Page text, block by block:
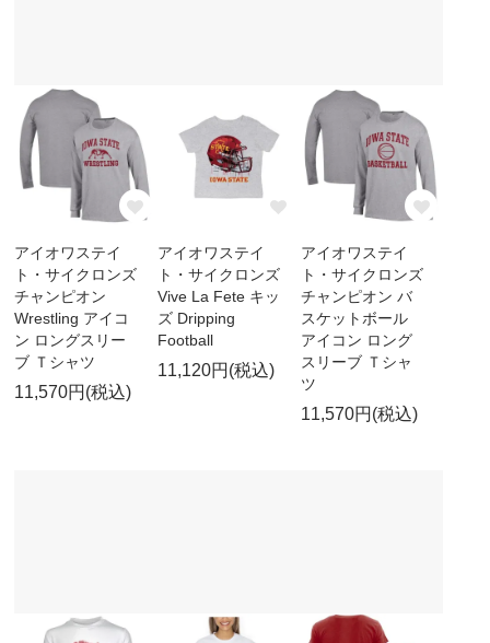
アイオワステイ
ト・サイクロンズ
チャンピオン
Wrestling アイコ
ン ロングスリー
ブ Ｔシャツ
11,570円(税込)
アイオワステイ
ト・サイクロンズ
Vive La Fete キッ
ズ Dripping
Football
11,120円(税込)
アイオワステイ
ト・サイクロンズ
チャンピオン バ
スケットボール
アイコン ロング
スリーブ Ｔシャ
ツ
11,570円(税込)